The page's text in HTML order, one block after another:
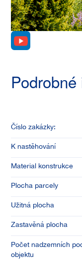
Číslo zakázky:
K nastěhování
Material konstrukce
Plocha parcely
Užitná plocha
Zastavěná plocha
Počet nadzemních
objektu